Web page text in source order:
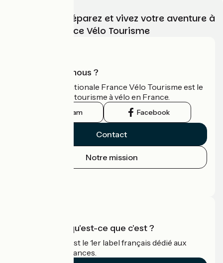
Choisissez, préparez et vivez votre aventure à
vélo avec France Vélo Tourisme
Qui sommes-nous ?
L'association nationale France Vélo Tourisme est le
guide officiel du tourisme à vélo en France.
Instagram Facebook
Contact
Notre mission
Accueil Vélo qu'est-ce que c'est ?
Accueil Vélo c'est le 1er label français dédié aux
cyclistes en vacances.